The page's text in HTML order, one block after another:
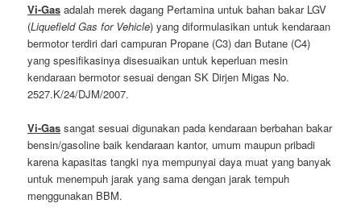
Vi-Gas adalah merek dagang Pertamina untuk bahan bakar LGV
(Liquefield Gas for Vehicle) yang diformulasikan untuk kendaraan
bermotor terdiri dari campuran Propane (C3) dan Butane (C4)
yang spesifikasinya disesuaikan untuk keperluan mesin
kendaraan bermotor sesuai dengan SK Dirjen Migas No.
2527.K/24/DJM/2007.
Vi-Gas sangat sesuai digunakan pada kendaraan berbahan bakar
bensin/gasoline baik kendaraan kantor, umum maupun pribadi
karena kapasitas tangki nya mempunyai daya muat yang banyak
untuk menempuh jarak yang sama dengan jarak tempuh
menggunakan BBM.